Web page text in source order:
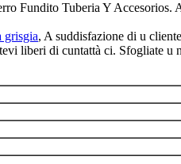
Fundito Tuberia Y Accesorios.
grisgia, A suddisfazione di u
liberi di cuntattà ci. Sfogliate u